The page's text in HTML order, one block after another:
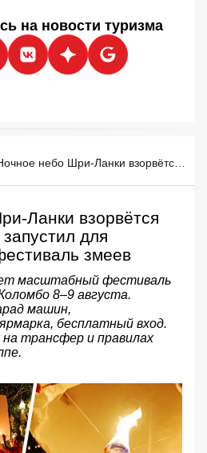
на новости туризма
Ланки взорвётся
для
змеев
масштабный фестиваль
8–9 августа.
машин,
бесплатный вход.
трансфер и правилах